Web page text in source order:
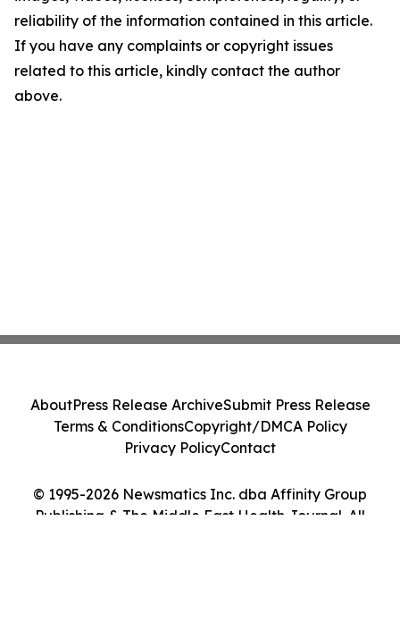
reliability of the information contained in this article.
If you have any complaints or copyright issues
related to this article, kindly contact the author
above.
© 1995-2026 Newsmatics Inc. dba Affinity Group
Publishing & The Middle East Health Journal. All
AboutPress Release ArchiveSubmit Press Release
Terms & ConditionsCopyright/DMCA Policy
Privacy PolicyContact